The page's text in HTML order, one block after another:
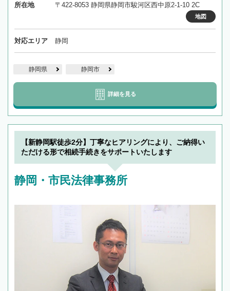
所在地 〒422-8053 静岡県静岡市駿河区西中原2-1-10 2C
地図
対応エリア 静岡
静岡県 静岡市
詳細を見る
【新静岡駅徒歩2分】丁寧なヒアリングにより、ご納得い
ただける形で相続手続きをサポートいたします
静岡・市民法律事務所